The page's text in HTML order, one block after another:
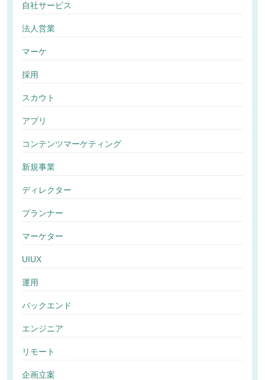
自社サービス
法人営業
マーケ
採用
スカウト
アプリ
コンテンツマーケティング
新規事業
ディレクター
プランナー
マーケター
UIUX
運用
バックエンド
エンジニア
リモート
企画立案